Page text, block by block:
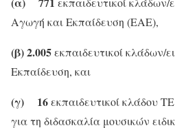
Αγωγή και Εκπαίδευση (ΕΑΕ),
(β) 2.005εκπαιδευτικοί κλάδων/
Εκπαίδευση, και
(γ) 16εκπαιδευτικοί κλάδου
για τη διδασκαλία μουσικών